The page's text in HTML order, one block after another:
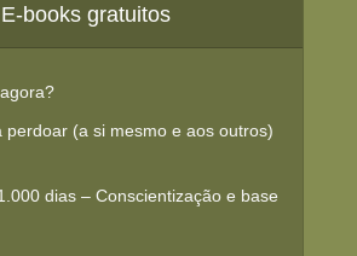
E-books gratuitos
perdoar (a si mesmo e aos outros)
dias – Conscientização e base